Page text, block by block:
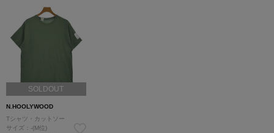
SOLDOUT
N.HOOLYWOOD
Tシャツ・カットソー
サイズ：-(M位)